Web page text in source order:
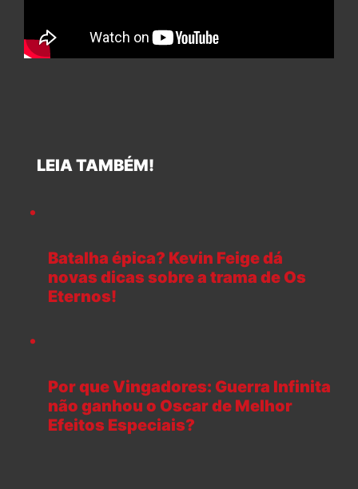
LEIA TAMBÉM!
Batalha épica? Kevin Feige dá
novas dicas sobre a trama de Os
Eternos!
Por que Vingadores: Guerra Infinita
não ganhou o Oscar de Melhor
Efeitos Especiais?